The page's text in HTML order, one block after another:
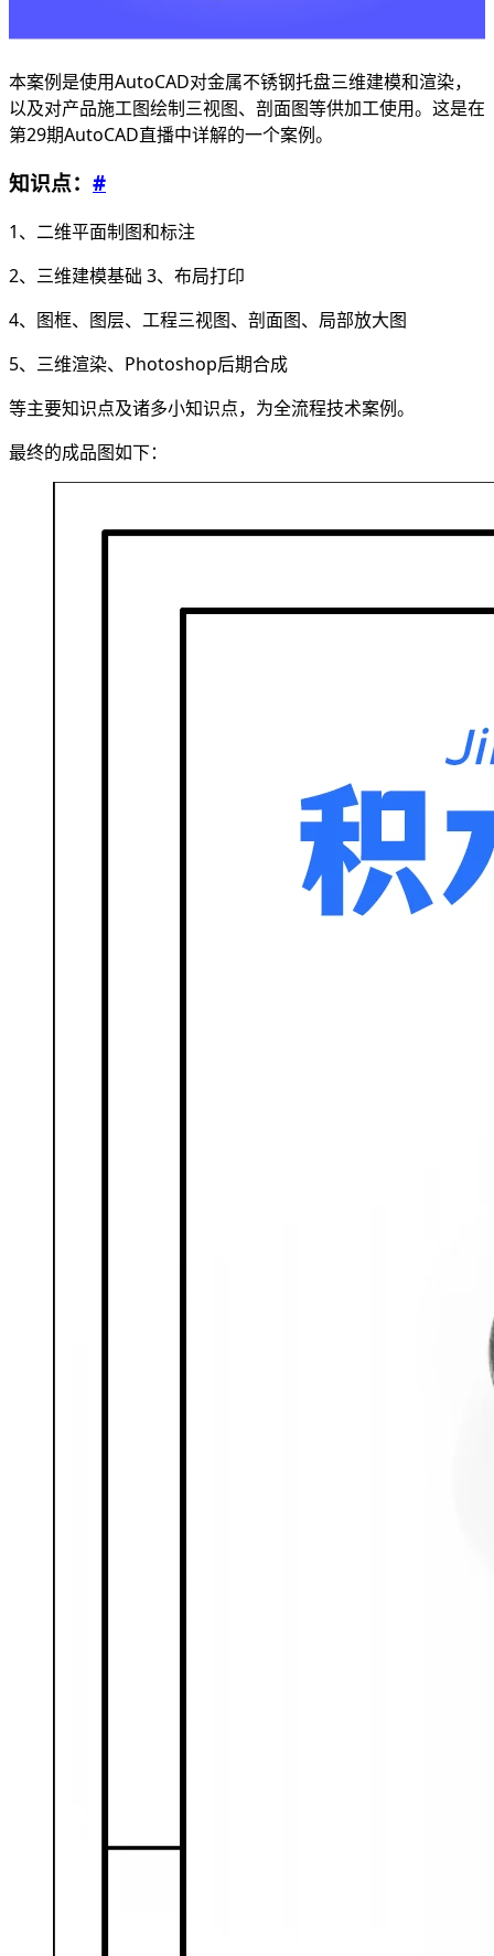
本案例是使用AutoCAD对金属不锈钢托盘三维建模和渲染，
以及对产品施工图绘制三视图、剖面图等供加工使用。这是在
第29期AutoCAD直播中详解的一个案例。
知识点： #
1、二维平面制图和标注
2、三维建模基础 3、布局打印
4、图框、图层、工程三视图、剖面图、局部放大图
5、三维渲染、Photoshop后期合成
等主要知识点及诸多小知识点，为全流程技术案例。
最终的成品图如下：